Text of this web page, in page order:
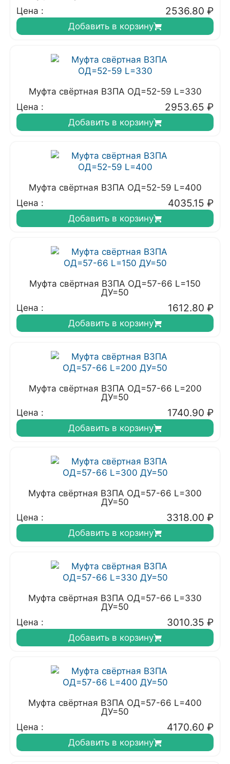
Цена :
2536.80 ₽
Добавить в корзину
Муфта свёртная ВЗПА ОД=52-59 L=330
Цена :
2953.65 ₽
Добавить в корзину
Муфта свёртная ВЗПА ОД=52-59 L=400
Цена :
4035.15 ₽
Добавить в корзину
Муфта свёртная ВЗПА ОД=57-66 L=150
ДУ=50
Цена :
1612.80 ₽
Добавить в корзину
Муфта свёртная ВЗПА ОД=57-66 L=200
ДУ=50
Цена :
1740.90 ₽
Добавить в корзину
Муфта свёртная ВЗПА ОД=57-66 L=300
ДУ=50
Цена :
3318.00 ₽
Добавить в корзину
Муфта свёртная ВЗПА ОД=57-66 L=330
ДУ=50
Цена :
3010.35 ₽
Добавить в корзину
Муфта свёртная ВЗПА ОД=57-66 L=400
ДУ=50
Цена :
4170.60 ₽
Добавить в корзину